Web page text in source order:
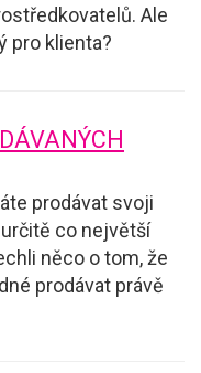
Ale
pro klienta?
prodávat svoji
co největší
něco o tom, že
prodávat právě